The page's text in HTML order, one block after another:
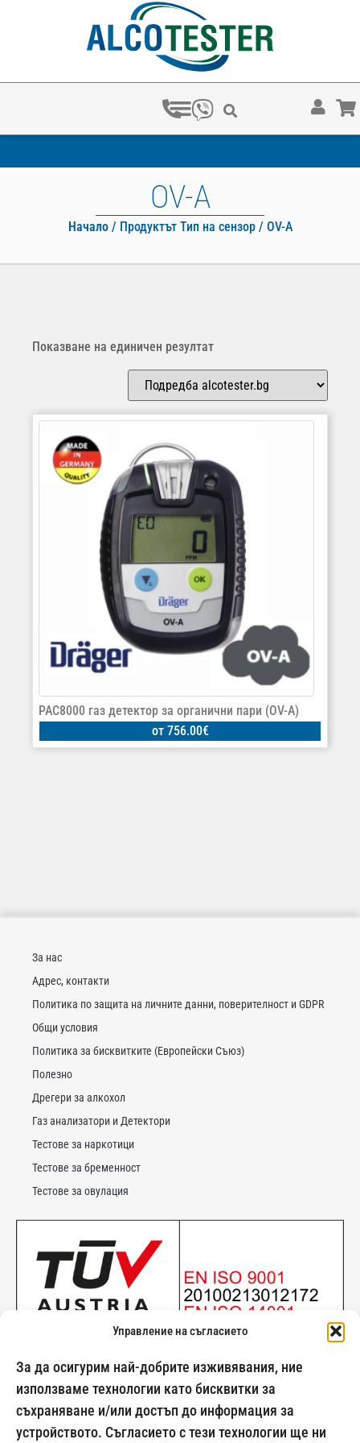
Управление на съгласието
За да осигурим най-добрите изживявания, ние
използваме технологии като бисквитки за
съхраняване и/или достъп до информация за
устройството. Съгласието с тези технологии ще ни
OV-A
Начало/ Продуктът Тип на сензор / OV-A
Показване на единичен резултат
PAC8000 газ детектор за органични пари (OV-A)
от 756.00€
За нас
Адрес, контакти
Политика по защита на личните данни, поверителност и GDPR
Общи условия
Политика за бисквитките (Европейски Съюз)
Полезно
Дрегери за алкохол
Газ анализатори и Детектори
Тестове за наркотици
Тестове за бременност
Тестове за овулация
024500269